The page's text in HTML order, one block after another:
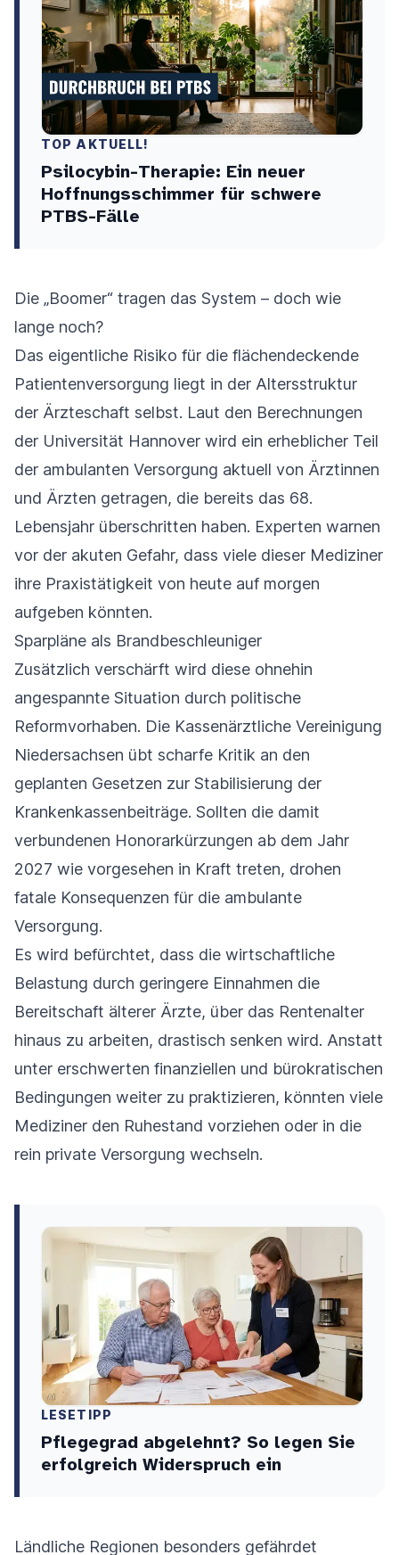
TOP AKTUELL!
Psilocybin-Therapie: Ein neuer
Hoffnungsschimmer für schwere
PTBS-Fälle
Die „Boomer“ tragen das System – doch wie
lange noch?
Das eigentliche Risiko für die flächendeckende
Patientenversorgung liegt in der Altersstruktur
der Ärzteschaft selbst. Laut den Berechnungen
der Universität Hannover wird ein erheblicher Teil
der ambulanten Versorgung aktuell von Ärztinnen
und Ärzten getragen, die bereits das 68.
Lebensjahr überschritten haben. Experten warnen
vor der akuten Gefahr, dass viele dieser Mediziner
ihre Praxistätigkeit von heute auf morgen
aufgeben könnten.
Sparpläne als Brandbeschleuniger
Zusätzlich verschärft wird diese ohnehin
angespannte Situation durch politische
Reformvorhaben. Die Kassenärztliche Vereinigung
Niedersachsen übt scharfe Kritik an den
geplanten Gesetzen zur Stabilisierung der
Krankenkassenbeiträge. Sollten die damit
verbundenen Honorarkürzungen ab dem Jahr
2027 wie vorgesehen in Kraft treten, drohen
fatale Konsequenzen für die ambulante
Versorgung.
Es wird befürchtet, dass die wirtschaftliche
Belastung durch geringere Einnahmen die
Bereitschaft älterer Ärzte, über das Rentenalter
hinaus zu arbeiten, drastisch senken wird. Anstatt
unter erschwerten finanziellen und bürokratischen
Bedingungen weiter zu praktizieren, könnten viele
Mediziner den Ruhestand vorziehen oder in die
rein private Versorgung wechseln.
LESETIPP
Pflegegrad abgelehnt? So legen Sie
erfolgreich Widerspruch ein
Ländliche Regionen besonders gefährdet